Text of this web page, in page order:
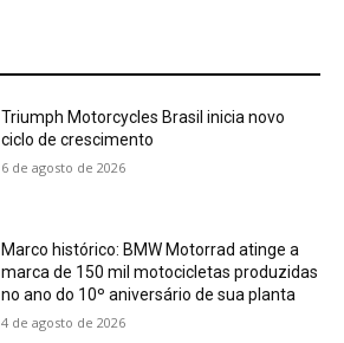
Triumph Motorcycles Brasil inicia novo
ciclo de crescimento
6 de agosto de 2026
Marco histórico: BMW Motorrad atinge a
marca de 150 mil motocicletas produzidas
no ano do 10º aniversário de sua planta
4 de agosto de 2026